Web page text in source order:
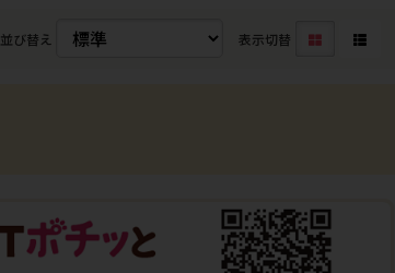
並び替え 表示切替